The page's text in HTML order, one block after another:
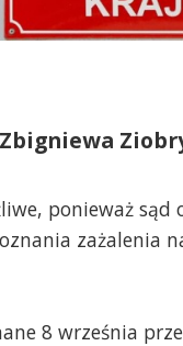
ponieważ
zażalenia
8 września